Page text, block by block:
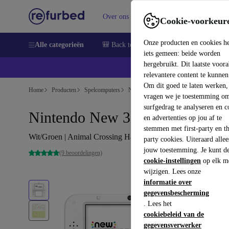
Cookie-
Onze producten en cookies
iets gemeen: beide worden
hergebruikt. Dit laatste
relevantere content te
Om dit goed te laten werken,
vragen we je toestemming
surfgedrag te analyseren en
en advertenties op jou af te
stemmen met first-party en
party cookies. Uiteraard
jouw toestemming. Je kunt
cookie-instellingen op elk
wijzigen. Lees onze
informatie over
gegevensbescherming
. Lees het
cookiebeleid van de
gegevensverwerker
Over ons Verkopen Support
Alle categorieën 🎒 Back to school Smartphones
Home Producten Spelcomputers Nintendo
Nintendo New 3DS XL
Wit/Groen | Animal Crossing Happy Home Designer Edition
(9 beoordelingen)